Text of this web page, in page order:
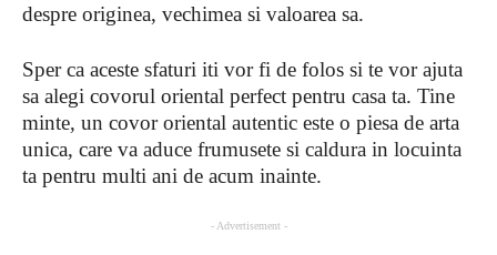
despre originea, vechimea si valoarea sa.
Sper ca aceste sfaturi iti vor fi de folos si te vor ajuta
sa alegi covorul oriental perfect pentru casa ta. Tine
minte, un covor oriental autentic este o piesa de arta
unica, care va aduce frumusete si caldura in locuinta
ta pentru multi ani de acum inainte.
- Advertisement -